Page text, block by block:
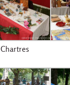
Chartres